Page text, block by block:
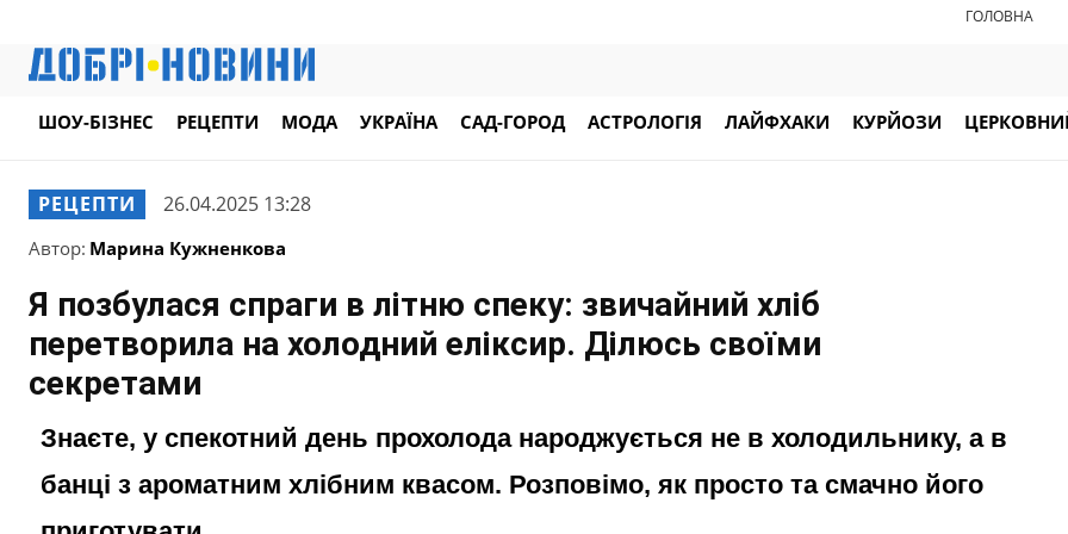
ГОЛОВНА
ШОУ-БІЗНЕС РЕЦЕПТИ МОДА УКРАЇНА САД-ГОРОД АСТРОЛОГІЯ ЛАЙФХАКИ КУРЙОЗИ
РЕЦЕПТИ 26.04.2025 13:28
Автор: Марина Кужненкова
Я позбулася спраги в літню спеку: звичайний хліб
перетворила на холодний еліксир. Ділюсь своїми
секретами
Знаєте, у спекотний день прохолода народжується не в холодильнику, а в
банці з ароматним хлібним квасом. Розповімо, як просто та смачно його